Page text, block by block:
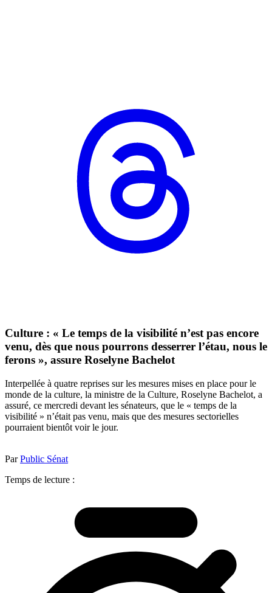
Culture : « Le temps de la visibilité n’est pas encore
venu, dès que nous pourrons desserrer l’étau, nous le
ferons », assure Roselyne Bachelot
Interpellée à quatre reprises sur les mesures mises en place pour le
monde de la culture, la ministre de la Culture, Roselyne Bachelot, a
assuré, ce mercredi devant les sénateurs, que le « temps de la
visibilité » n’était pas venu, mais que des mesures sectorielles
pourraient bientôt voir le jour.
ParPublic Sénat
Temps de lecture :